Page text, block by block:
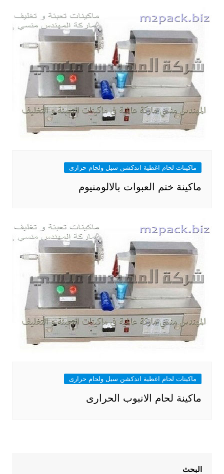
ماكينات لحام اغطية اندكشن سيل ولحام حرارى
ماكينة ختم العبوات بالالومنيوم
ماكينات لحام اغطية اندكشن سيل ولحام حرارى
ماكينة لحام الانبوب الحرارى
البحث